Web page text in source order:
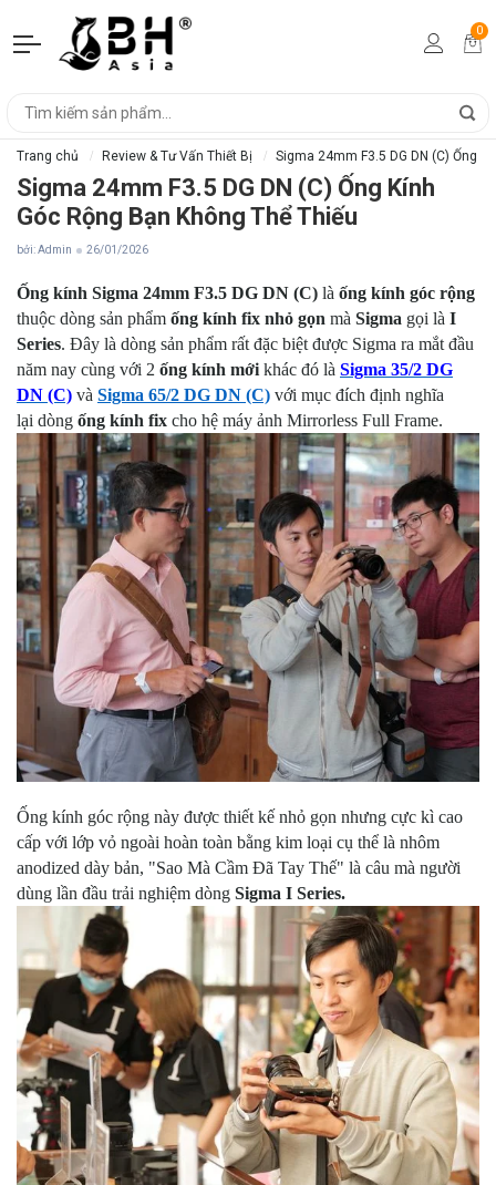
0
Trang chủ Review & Tư Vấn Thiết Bị Sigma 24mm F3.5 DG DN (C) Ống
Sigma 24mm F3.5 DG DN (C) Ống Kính
Góc Rộng Bạn Không Thể Thiếu
bởi: Admin 26/01/2026
Ống kính Sigma 24mm F3.5 DG DN (C) là ống kính góc rộng
thuộc dòng sản phẩm ống kính fix nhỏ gọn mà Sigma gọi là I
Series. Đây là dòng sản phẩm rất đặc biệt được Sigma ra mắt đầu
năm nay cùng với 2 ống kính mới khác đó là Sigma 35/2 DG
DN (C) và Sigma 65/2 DG DN (C) với mục đích định nghĩa
lại dòng ống kính fix cho hệ máy ảnh Mirrorless Full Frame.
Ống kính góc rộng này được thiết kế nhỏ gọn nhưng cực kì cao
cấp với lớp vỏ ngoài hoàn toàn bằng kim loại cụ thể là nhôm
anodized dày bản, "Sao Mà Cầm Đã Tay Thế" là câu mà người
dùng lần đầu trải nghiệm dòng Sigma I Series.